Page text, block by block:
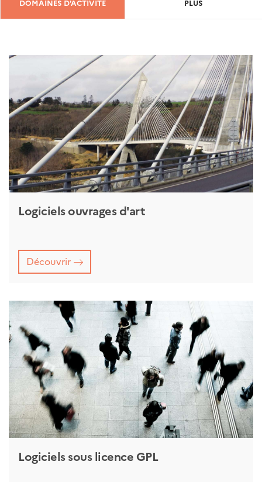
DOMAINES D'ACTIVITÉ PLUS
Logiciels ouvrages d'art
Découvrir
Logiciels sous licence GPL